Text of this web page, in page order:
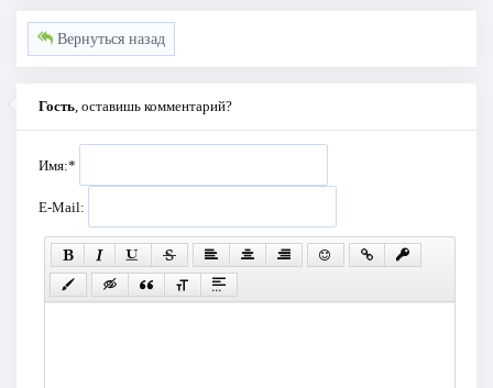
Вернуться назад
Гость , оставишь комментарий?
Имя:*
E-Mail: